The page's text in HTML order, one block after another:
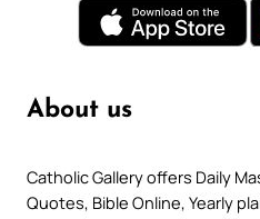
About us
Catholic Gallery offers Daily
Quotes, Bible Online, Yearly